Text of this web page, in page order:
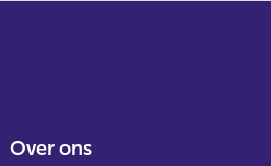
Over ons